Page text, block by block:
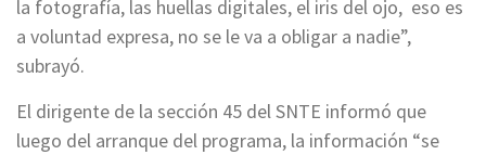
la fotografía, las huellas digitales, el iris del ojo, eso es
a voluntad expresa, no se le va a obligar a nadie”,
subrayó.
El dirigente de la sección 45 del SNTE informó que
luego del arranque del programa, la información “se